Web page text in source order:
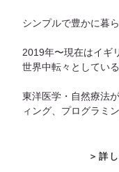
シンプルで豊かに暮
2019年〜現在はイギ
世界中転々としてい
東洋医学・自然療法
ィング、プログラミ
＞詳